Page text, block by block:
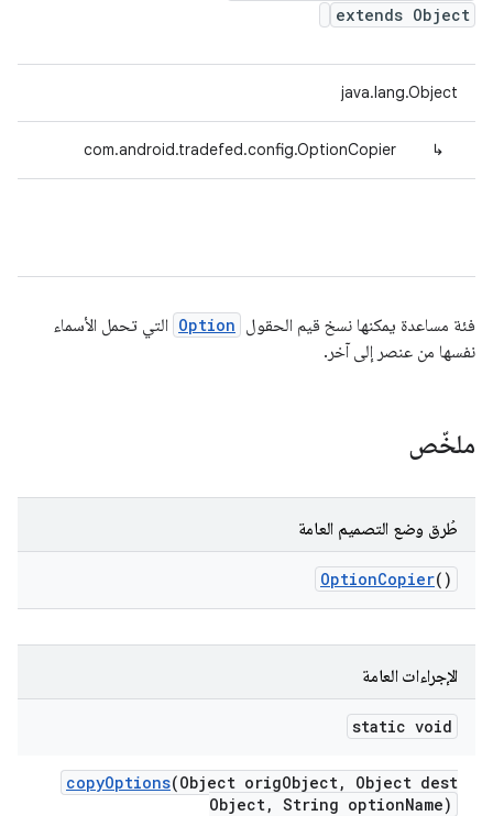
extends Object
java.lang.Object
↳
com.android.tradefed.config.OptionCopier
فئة مساعدة يمكنها نسخ قيم الحقول Option التي تحمل الأسماء
نفسها من عنصر إلى آخر.
ملخّص
طُرق وضع التصميم العامة
OptionCopier()
الإجراءات العامة
static void
copyOptions(Object origObject,
Object dest
Object, String optionName)